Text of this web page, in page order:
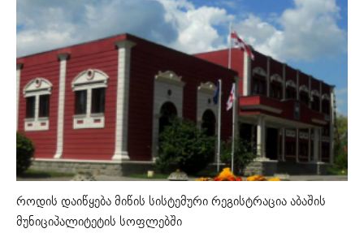
როდის დაიწყება მიწის სისტემური რეგისტრაცია აბაშის
მუნიციპალიტეტის სოფლებში